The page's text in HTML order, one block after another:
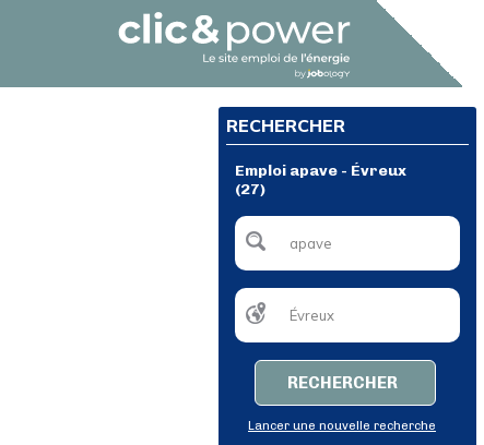
RECHERCHER
Emploi apave - Évreux
(27)
RECHERCHER
Lancer une nouvelle recherche